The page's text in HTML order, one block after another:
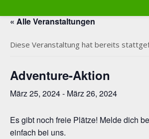
« Alle Veranstaltungen
Diese Veranstaltung hat bereits
Adventure-Aktion
März 25, 2024- März 26, 2024
Es gibt noch freie Plätze! Melde dich
einfach bei uns.